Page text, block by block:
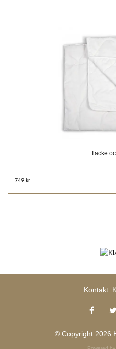
Täcke
749 kr
Kontakt
© Copyright 2026